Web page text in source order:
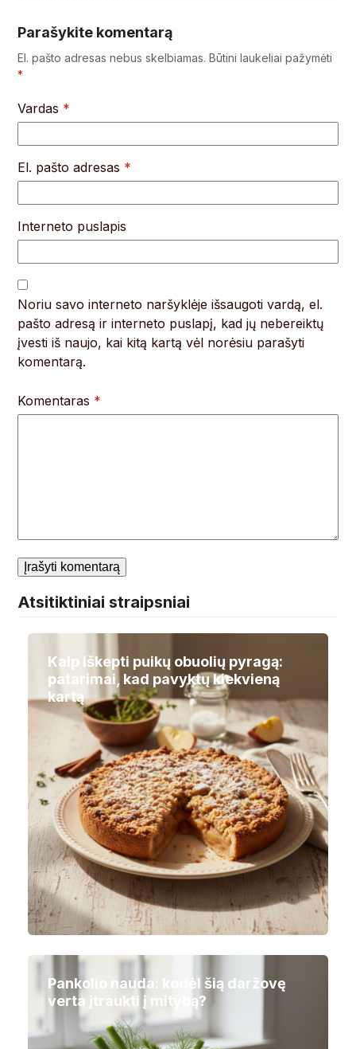
Parašykite komentarą
El. pašto adresas nebus skelbiamas. Būtini laukeliai pažymėti
*
Vardas *
El. pašto adresas *
Interneto puslapis
Noriu savo interneto naršyklėje išsaugoti vardą, el.
pašto adresą ir interneto puslapį, kad jų nebereiktų
įvesti iš naujo, kai kitą kartą vėl norėsiu parašyti
komentarą.
Komentaras *
Atsitiktiniai straipsniai
Kaip iškepti puikų obuolių pyragą:
patarimai, kad pavyktų kiekvieną
kartą
Pankolio nauda: kodėl šią daržovę
verta įtraukti į mitybą?